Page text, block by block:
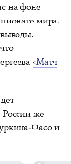
на фоне
мира.
«Матч
же
Фасо и